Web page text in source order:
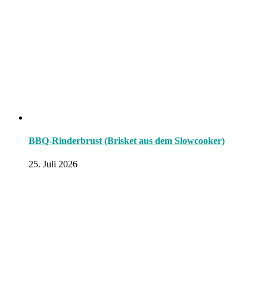
BBQ-Rinderbrust (Brisket aus dem Slowcooker)
25. Juli 2026